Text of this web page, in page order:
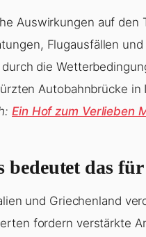
Auswirkungen auf den
Flugausfällen
die
Autobahnbrücke
Ein Hof zum Verlieben
bedeutet das
und Griechenland
fordern verstärkte